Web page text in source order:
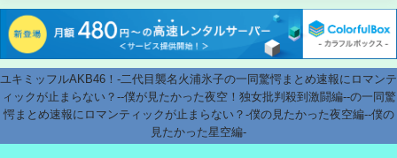
ユキミッフルAKB46！-二代目襲名火浦氷子の一同驚愕まとめ速報にロマンテ
ィックが止まらない？--僕が見たかった夜空！独女批判殺到激闘編--の一同驚
愕まとめ速報にロマンティックが止まらない？-僕の見たかった夜空編--僕の
見たかった星空編-